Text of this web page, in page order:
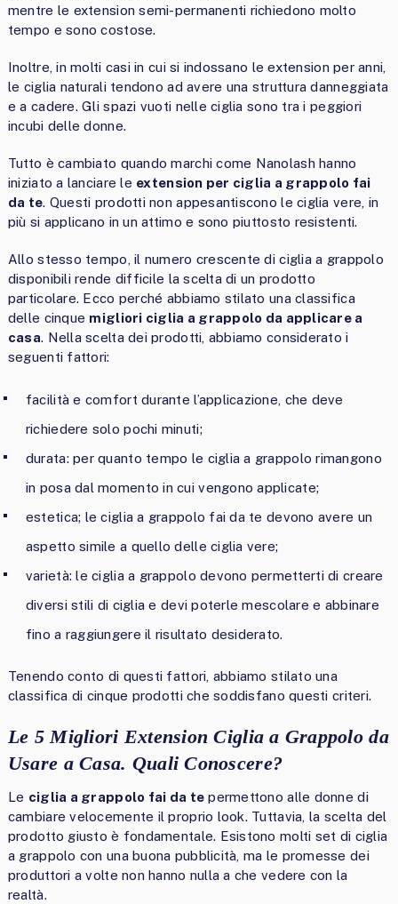
mentre le extension semi-permanenti richiedono molto
tempo e sono costose.
Inoltre, in molti casi in cui si indossano le extension per anni,
le ciglia naturali tendono ad avere una struttura danneggiata
e a cadere. Gli spazi vuoti nelle ciglia sono tra i peggiori
incubi delle donne.
Tutto è cambiato quando marchi come Nanolash hanno
iniziato a lanciare le extension per ciglia a grappolo fai
da te. Questi prodotti non appesantiscono le ciglia vere, in
più si applicano in un attimo e sono piuttosto resistenti.
Allo stesso tempo, il numero crescente di ciglia a grappolo
disponibili rende difficile la scelta di un prodotto
particolare. Ecco perché abbiamo stilato una classifica
delle cinque migliori ciglia a grappolo da applicare a
casa. Nella scelta dei prodotti, abbiamo considerato i
seguenti fattori:
facilità e comfort durante l’applicazione, che deve
richiedere solo pochi minuti;
durata: per quanto tempo le ciglia a grappolo rimangono
in posa dal momento in cui vengono applicate;
estetica; le ciglia a grappolo fai da te devono avere un
aspetto simile a quello delle ciglia vere;
varietà: le ciglia a grappolo devono permetterti di creare
diversi stili di ciglia e devi poterle mescolare e abbinare
fino a raggiungere il risultato desiderato.
Tenendo conto di questi fattori, abbiamo stilato una
classifica di cinque prodotti che soddisfano questi criteri.
Le 5 Migliori Extension Ciglia a Grappolo da
Usare a Casa. Quali Conoscere?
Le ciglia a grappolo fai da te permettono alle donne di
cambiare velocemente il proprio look. Tuttavia, la scelta del
prodotto giusto è fondamentale. Esistono molti set di ciglia
a grappolo con una buona pubblicità, ma le promesse dei
produttori a volte non hanno nulla a che vedere con la
realtà.